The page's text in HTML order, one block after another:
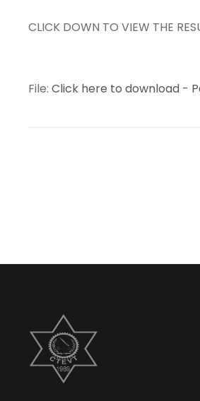
CLICK DOWN TO VIEW THE
File: Click here to download -